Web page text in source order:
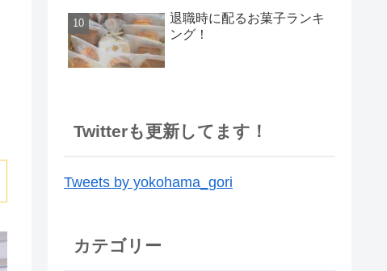
退職時に配るお菓子ランキ
ング！
Twitterも更新してます！
Tweets by yokohama_gori
カテゴリー